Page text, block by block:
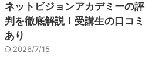
ネットビジョンアカデミーの評
判を徹底解説！受講生の口コミ
あり
2026/7/15